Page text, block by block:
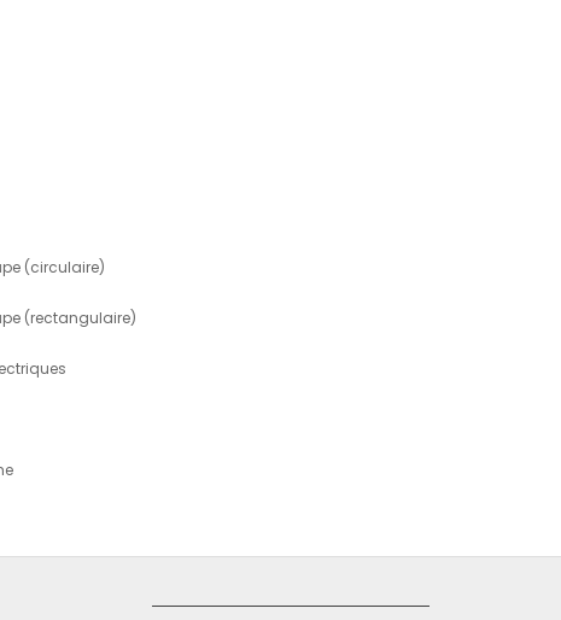
(circulaire)
(rectangulaire)